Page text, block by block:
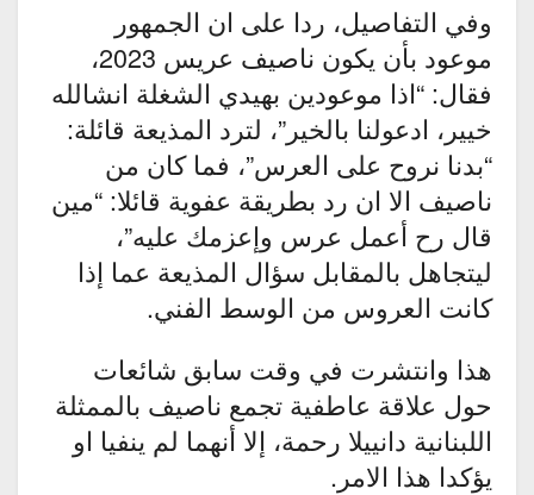
وفي التفاصيل، ردا على ان الجمهور
موعود بأن يكون ناصيف عريس 2023،
فقال: “اذا موعودين بهيدي الشغلة انشالله
خيير، ادعولنا بالخير”، لترد المذيعة قائلة:
“بدنا نروح على العرس”، فما كان من
ناصيف الا ان رد بطريقة عفوية قائلا: “مين
قال رح أعمل عرس وإعزمك عليه”،
ليتجاهل بالمقابل سؤال المذيعة عما إذا
كانت العروس من الوسط الفني.
هذا وانتشرت في وقت سابق شائعات
حول علاقة عاطفية تجمع ناصيف بالممثلة
اللبنانية دانييلا رحمة، إلا أنهما لم ينفيا او
يؤكدا هذا الامر.